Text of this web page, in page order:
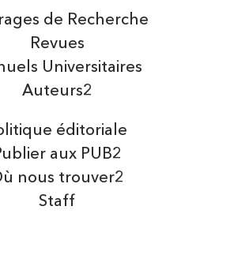
Auteurs2
Universitaires
de Recherche
Revues
éditoriale
aux PUB2
nous trouver2
Staff